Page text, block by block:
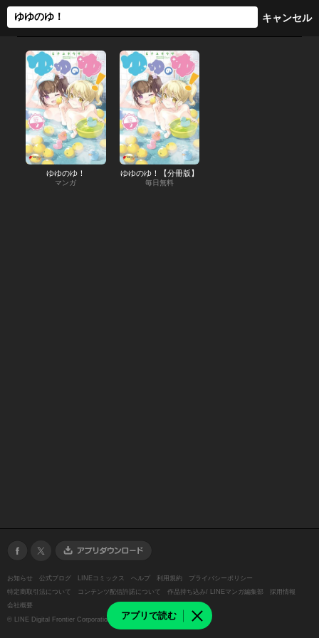
アプリで読む
ゆゆのゆ！
マンガ
ゆゆのゆ！【分冊版】
毎日無料
お知らせ 公式ブログ LINEコミックス ヘルプ 利用規約
プライバシーポリシー
特定商取引法について
コンテンツ配信許諾について 作品持ち込み/ LINEマンガ編集部
採用情報
会社概要
© LINE Digital Frontier Corporation